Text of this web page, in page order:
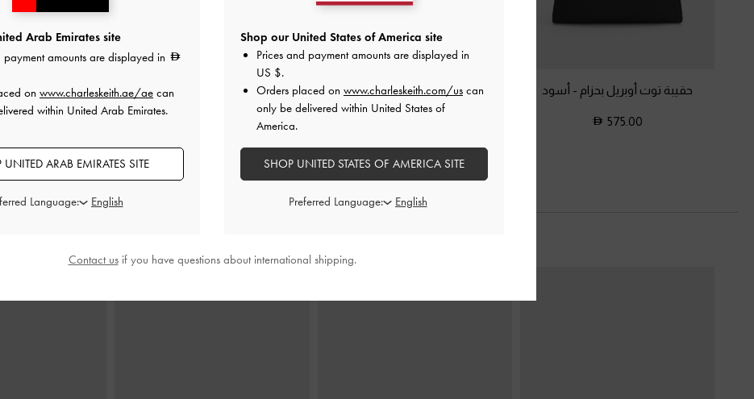
حقيبة توت أوبريل بحزام - أسود
575.00
حقيبة بولينغ بيريل-أسود حقيبة كتف غوين بحزام وإبزيم معدني-
شنطة توت جودي
Arab Emirates site
payment amounts are displayed in
on www.charleskeith.ae/ae can
within United Arab Emirates.
ARAB EMIRATES SITE
Language:
Shop our United States of America site
Prices and payment amounts are displayed in
US $.
Orders placed on www.charleskeith.com/us can
only be delivered within United States of
America.
SHOP UNITED STATES OF AMERICA SITE
Preferred Language:
Contact usif you have questions about international shipping.